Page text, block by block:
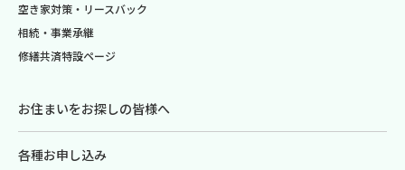
空き家対策・リースバック
相続・事業承継
修繕共済特設ページ
お住まいをお探しの皆様へ
各種お申し込み